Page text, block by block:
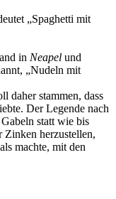
„Spaghetti mit
in Neapel und
„Nudeln mit
daher stammen, dass
Der Legende nach
statt wie bis
herzustellen,
machte, mit den